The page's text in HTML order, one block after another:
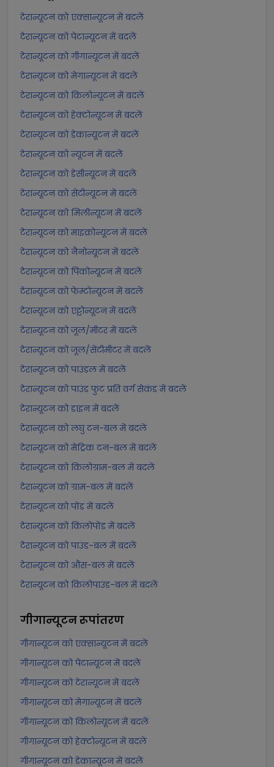
टेरान्यूटन को एक्सान्यूटन में बदलें
टेरान्यूटन को पेटान्यूटन में बदलें
टेरान्यूटन को गीगान्यूटन में बदलें
टेरान्यूटन को मेगान्यूटन में बदलें
टेरान्यूटन को किलोन्यूटन में बदलें
टेरान्यूटन को हेक्टोन्यूटन में बदलें
टेरान्यूटन को डेकान्यूटन में बदलें
टेरान्यूटन को न्यूटन में बदलें
टेरान्यूटन को डेसीन्यूटन में बदलें
टेरान्यूटन को सेंटीन्यूटन में बदलें
टेरान्यूटन को मिलीन्यूटन में बदलें
टेरान्यूटन को माइक्रोन्यूटन में बदलें
टेरान्यूटन को नैनोन्यूटन में बदलें
टेरान्यूटन को पिकोन्यूटन में बदलें
टेरान्यूटन को फेम्टोन्यूटन में बदलें
टेरान्यूटन को एट्टोन्यूटन में बदलें
टेरान्यूटन को जूल/मीटर में बदलें
टेरान्यूटन को जूल/सेंटीमीटर में बदलें
टेरान्यूटन को पाउंडल में बदलें
टेरान्यूटन को पाउंड फुट प्रति वर्ग सेकंड में बदलें
टेरान्यूटन को डाइन में बदलें
टेरान्यूटन को लघु टन-बल में बदलें
टेरान्यूटन को मेट्रिक टन-बल में बदलें
टेरान्यूटन को किलोग्राम-बल में बदलें
टेरान्यूटन को ग्राम-बल में बदलें
टेरान्यूटन को पोंड में बदलें
टेरान्यूटन को किलोपोंड में बदलें
टेरान्यूटन को पाउंड-बल में बदलें
टेरान्यूटन को औंस-बल में बदलें
टेरान्यूटन को किलोपाउंड-बल में बदलें
गीगान्यूटनरूपांतरण
गीगान्यूटन को एक्सान्यूटन में बदलें
गीगान्यूटन को पेटान्यूटन में बदलें
गीगान्यूटन को टेरान्यूटन में बदलें
गीगान्यूटन को मेगान्यूटन में बदलें
गीगान्यूटन को किलोन्यूटन में बदलें
गीगान्यूटन को हेक्टोन्यूटन में बदलें
गीगान्यूटन को डेकान्यूटन में बदलें